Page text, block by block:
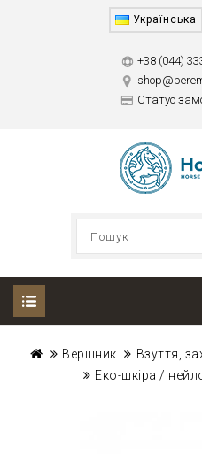
Українська
+38 (044)
Статус
Вершник Взуття,
Еко-шкіра /